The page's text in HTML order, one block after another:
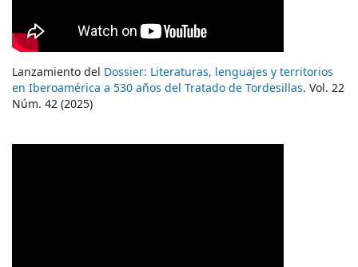
Lanzamiento del Dossier: Literaturas, lenguajes y territorios
en Iberoamérica a 530 años del Tratado de Tordesillas. Vol. 22
Núm. 42 (2025)